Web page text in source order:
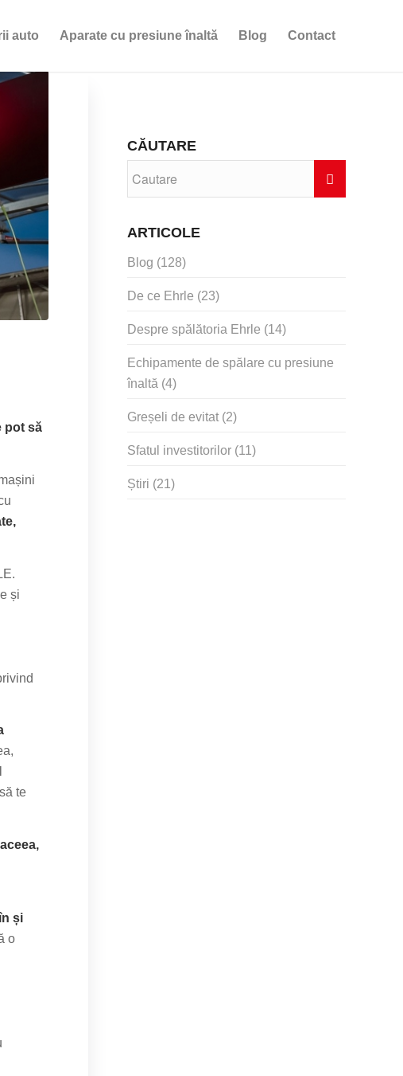
auto Aparate cu presiune înaltă Blog Contact
pot să
și
te
și
o
CĂUTARE
ARTICOLE
Blog (128)
De ce Ehrle (23)
Despre spălătoria Ehrle (14)
Echipamente de spălare cu presiune
înaltă (4)
Greșeli de evitat (2)
Sfatul investitorilor (11)
Știri (21)